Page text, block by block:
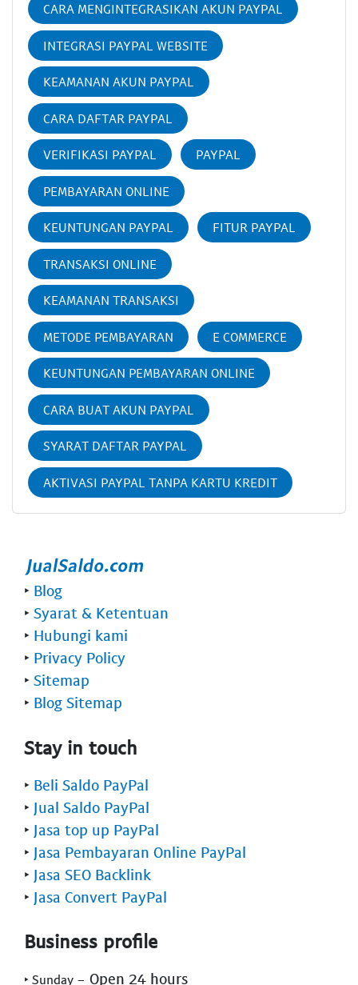
CARA MENGINTEGRASIKAN AKUN PAYPAL
INTEGRASI PAYPAL WEBSITE
KEAMANAN AKUN PAYPAL
CARA DAFTAR PAYPAL
VERIFIKASI PAYPAL PAYPAL
PEMBAYARAN ONLINE
KEUNTUNGAN PAYPAL FITUR PAYPAL
TRANSAKSI ONLINE
KEAMANAN TRANSAKSI
METODE PEMBAYARAN E COMMERCE
KEUNTUNGAN PEMBAYARAN ONLINE
CARA BUAT AKUN PAYPAL
SYARAT DAFTAR PAYPAL
AKTIVASI PAYPAL TANPA KARTU KREDIT
‣ Blog
‣ Syarat & Ketentuan
‣ Hubungi kami
‣ Privacy Policy
‣ Sitemap
‣ Blog Sitemap
Stay in touch
‣ Beli Saldo PayPal
‣ Jual Saldo PayPal
‣ Jasa top up PayPal
‣ Jasa Pembayaran Online PayPal
‣ Jasa SEO Backlink
‣ Jasa Convert PayPal
Business profile
‣ Sunday - Open 24 hours